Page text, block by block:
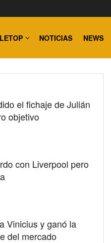
NOTICIAS NEWS
el fichaje de Julián
objetivo
con Liverpool pero
Vinicius y ganó la
del mercado